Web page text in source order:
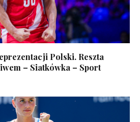
Polski. Reszta
– Siatkówka – Sport